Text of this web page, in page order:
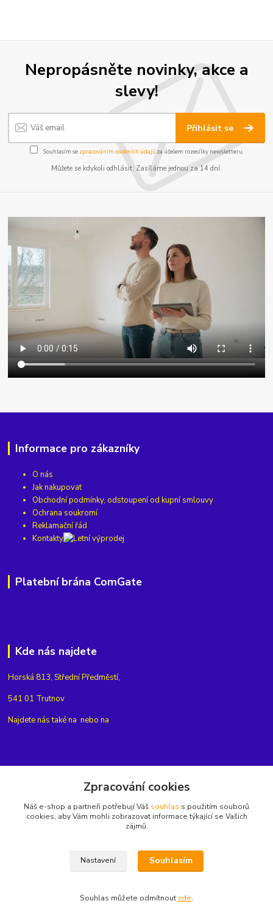
Nepropásněte novinky, akce a
slevy!
Přihlásit se
Souhlasím se zpracováním osobních údajůza účelem rozesílky newsletteru.
Můžete se kdykoli odhlásit. Zasíláme jednou za 14 dní.
Informace pro zákazníky
O nás
Jak nakupovat
Obchodní podmínky, odstoupení od kupní smlouvy
Ochrana soukromí
Reklamační řád
Kontakty
Platební brána ComGate
Kde nás najdete
Horská 813, Střední Předměstí,
541 01 Trutnov
Najdete nás také na nebo na
+420775654704
Zpracování cookies
Náš e-shop a partneři potřebují Váš souhlas s použitím souborů
cookies, aby Vám mohli zobrazovat informace týkající se Vašich
zájmů.
Nastavení Souhlasím
Souhlas můžete odmítnout zde.